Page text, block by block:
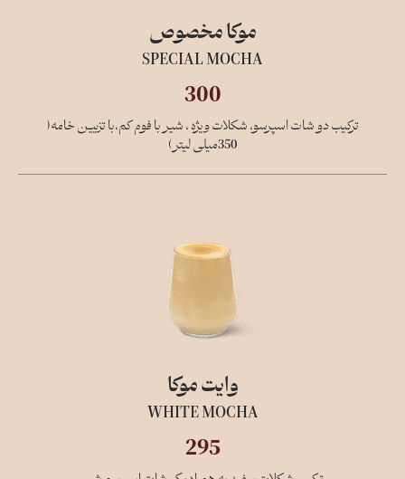
موکا مخصوص
SPECIAL MOCHA
300
ترکیب دو شات اسپرسو، شکلات ویژه ، شیر با فوم کم،با تزیین خامه(
350میلی لیتر)
وایت موکا
WHITE MOCHA
295